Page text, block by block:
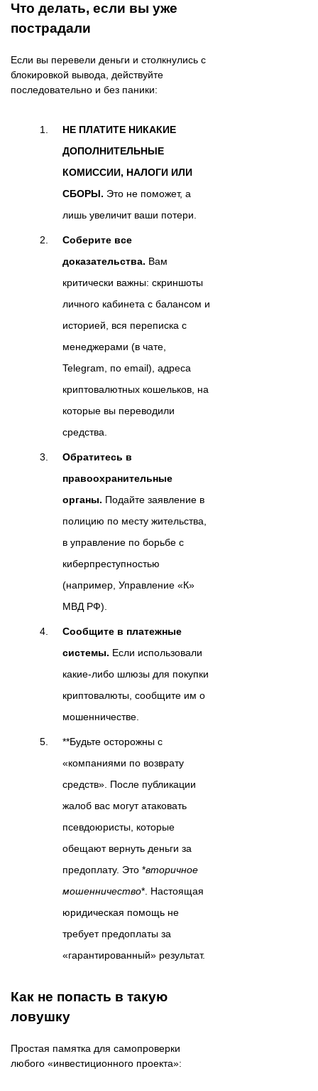
Что делать, если вы уже
пострадали
Если вы перевели деньги и столкнулись с
блокировкой вывода, действуйте
последовательно и без паники:
НЕ ПЛАТИТЕ НИКАКИЕ
ДОПОЛНИТЕЛЬНЫЕ
КОМИССИИ, НАЛОГИ ИЛИ
СБОРЫ. Это не поможет, а
лишь увеличит ваши потери.
Соберите все
доказательства. Вам
критически важны: скриншоты
личного кабинета с балансом и
историей, вся переписка с
менеджерами (в чате,
Telegram, по email), адреса
криптовалютных кошельков, на
которые вы переводили
средства.
Обратитесь в
правоохранительные
органы. Подайте заявление в
полицию по месту жительства,
в управление по борьбе с
киберпреступностью
(например, Управление «К»
МВД РФ).
Сообщите в платежные
системы. Если использовали
какие-либо шлюзы для покупки
криптовалюты, сообщите им о
мошенничестве.
**Будьте осторожны с
«компаниями по возврату
средств». После публикации
жалоб вас могут атаковать
псевдоюристы, которые
обещают вернуть деньги за
предоплату. Это *вторичное
мошенничество*. Настоящая
юридическая помощь не
требует предоплаты за
«гарантированный» результат.
Как не попасть в такую
ловушку
Простая памятка для самопроверки
любого «инвестиционного проекта»: